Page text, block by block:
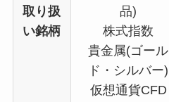
取り扱
い銘柄
品)
株式指数
貴金属(ゴール
ド・シルバー)
仮想通貨CFD